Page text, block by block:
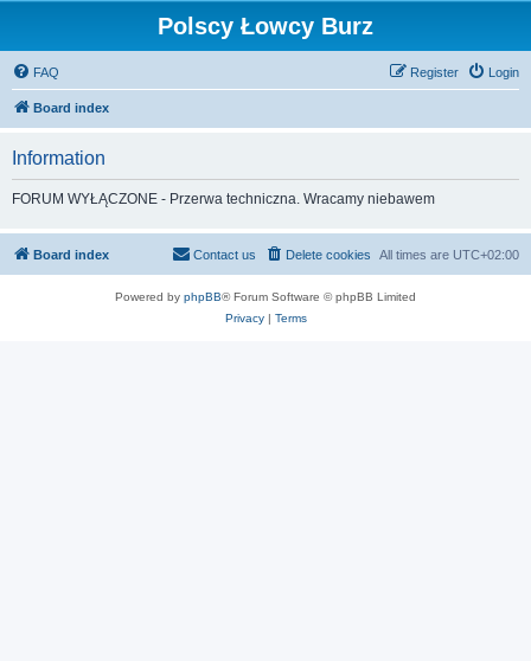
Polscy Łowcy Burz
FAQ Login
Register
Board index
Information
FORUM WYŁĄCZONE - Przerwa techniczna. Wracamy niebawem
Board index All times are UTC+02:00
Delete cookies
Contact us
Powered by phpBB® Forum Software © phpBB Limited
Privacy| Terms